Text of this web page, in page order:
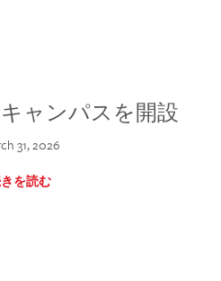
ャンパスを開設
31, 2026
を読む